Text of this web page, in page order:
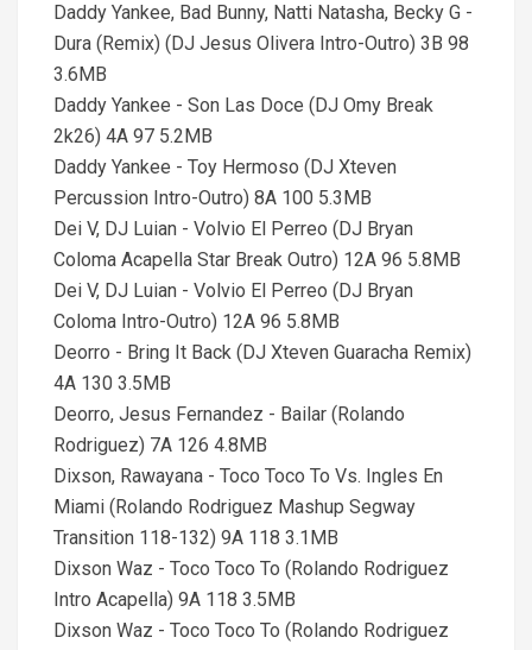
Daddy Yankee, Bad Bunny, Natti Natasha, Becky G -
Dura (Remix) (DJ Jesus Olivera Intro-Outro) 3B 98
3.6MB
Daddy Yankee - Son Las Doce (DJ Omy Break
2k26) 4A 97 5.2MB
Daddy Yankee - Toy Hermoso (DJ Xteven
Percussion Intro-Outro) 8A 100 5.3MB
Dei V, DJ Luian - Volvio El Perreo (DJ Bryan
Coloma Acapella Star Break Outro) 12A 96 5.8MB
Dei V, DJ Luian - Volvio El Perreo (DJ Bryan
Coloma Intro-Outro) 12A 96 5.8MB
Deorro - Bring It Back (DJ Xteven Guaracha Remix)
4A 130 3.5MB
Deorro, Jesus Fernandez - Bailar (Rolando
Rodriguez) 7A 126 4.8MB
Dixson, Rawayana - Toco Toco To Vs. Ingles En
Miami (Rolando Rodriguez Mashup Segway
Transition 118-132) 9A 118 3.1MB
Dixson Waz - Toco Toco To (Rolando Rodriguez
Intro Acapella) 9A 118 3.5MB
Dixson Waz - Toco Toco To (Rolando Rodriguez